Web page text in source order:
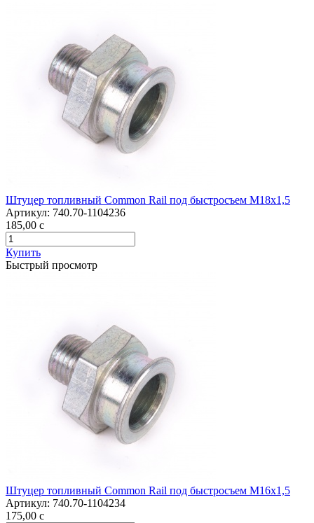
Штуцер топливный Common Rail под быстросъем М18х1,5
Артикул: 740.70-1104236
185,00 c
Купить
Быстрый просмотр
Штуцер топливный Common Rail под быстросъем М16х1,5
Артикул: 740.70-1104234
175,00 c